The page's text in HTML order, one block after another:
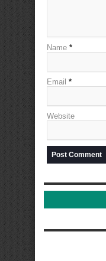
Name *
Email *
Website